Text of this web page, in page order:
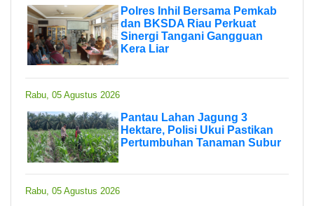
Polres Inhil Bersama Pemkab
dan BKSDA Riau Perkuat
Sinergi Tangani Gangguan
Kera Liar
Rabu, 05 Agustus 2026
Pantau Lahan Jagung 3
Hektare, Polisi Ukui Pastikan
Pertumbuhan Tanaman Subur
Rabu, 05 Agustus 2026